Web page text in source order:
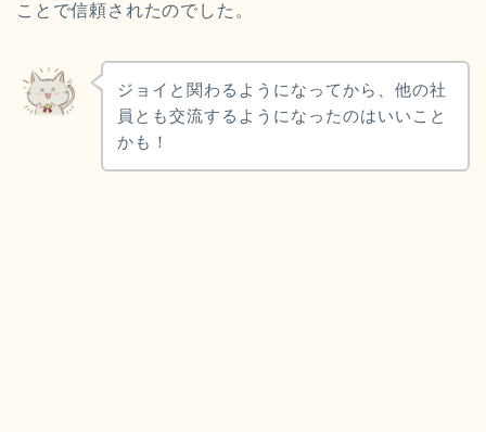
ことで信頼されたのでした。
ジョイと関わるようになってから、他の社
員とも交流するようになったのはいいこと
かも！